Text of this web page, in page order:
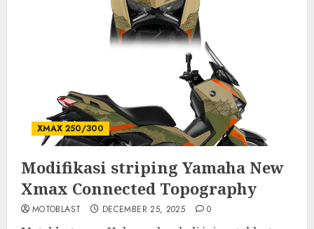
XMAX 250/300
Modifikasi striping Yamaha New
Xmax Connected Topography
MOTOBLAST DECEMBER 25, 2025 0